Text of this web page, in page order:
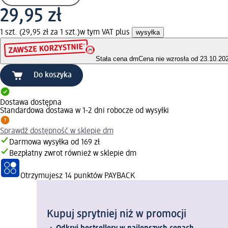
29,95 zł
1 szt. (29,95 zł za 1 szt.)w tym VAT plus wysyłka
Stała cena dmCena nie wzrosła od
Do koszyka
Dostawa dostępna
Standardowa dostawa w 1-2 dni robocze od wysyłki
Sprawdź dostępność w sklepie dm
Darmowa wysyłka od 169 zł
Bezpłatny zwrot również w sklepie dm
Otrzymujesz 14 punktów PAYBACK
Kupuj sprytniej niż w promocji